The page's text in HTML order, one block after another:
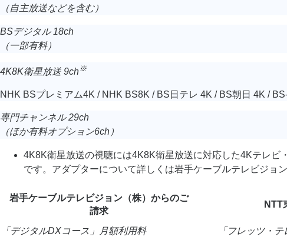
（自主放送などを含む）
BSデジタル 18ch
（一部有料）
4K8K衛星放送 9ch ※
NHK BSプレミアム4K / NHK BS8K / BS日テレ 4K / BS朝日 4K /
専門チャンネル 29ch
（ほか有料オプション6ch）
4K8K衛星放送の視聴には4K8K衛星放送に対応した4Kテレ
です。アダプターについて詳しくは岩手ケーブルテレビジョ
岩手ケーブルテレビジョン（株） からのご
請求
「デジタルDXコース」
月額利用料
NTT
「フレッツ・